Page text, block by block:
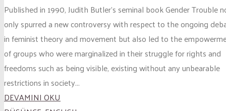
Published in 1990, Judith Butler’s seminal book Gender Trouble
only spurred a new controversy with respect to the ongoing
in feminist theory and movement but also led to the
of groups who were marginalized in their struggle for rights and
freedoms such as being visible, existing without any unbearable
restrictions in society...
DEVAMINI OKU